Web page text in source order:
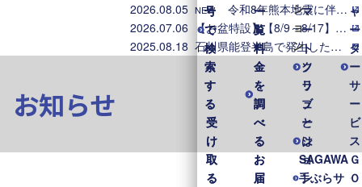
号
で
検
索
す
る
受
け
取
る
一
覧
料
金
を
調
べ
る
お
届
マ
ー
ト
ク
ラ
ブ
と
は
SAGAWA
手ぶらサ
号
で
検
索
す
る
受
け
取
る
一
覧
料
金
を
調
べ
る
お
届
シ
ョ
ン
ソ
リ
ュ
ー
シ
ョ
ン
ャ
ー
タ
ー
サ
ー
ビ
ス
Ｇ
Ｏ
2026.08.05 NEW
令和8年熊本地震に伴う集配への影響について（2026年8月5日8時時点）
2026.07.06
【お盆特設】【8/9～8/17】お盆期間中の集配業務のご案内
2025.08.18
石川県能登半島で発生した地震・大雨に伴う配送への影響について
お知らせ